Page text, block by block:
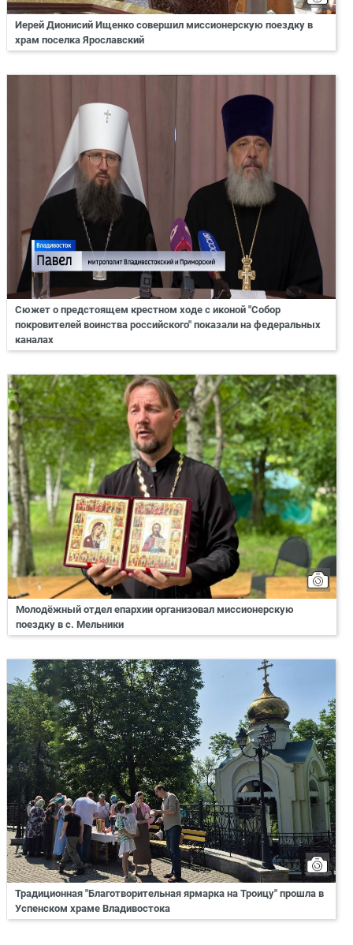
Иерей Дионисий Ищенко совершил миссионерскую поездку в
храм поселка Ярославский
Сюжет о предстоящем крестном ходе с иконой "Собор
покровителей воинства российского" показали на федеральных
каналах
Молодёжный отдел епархии организовал миссионерскую
поездку в с. Мельники
Традиционная "Благотворительная ярмарка на Троицу" прошла в
Успенском храме Владивостока